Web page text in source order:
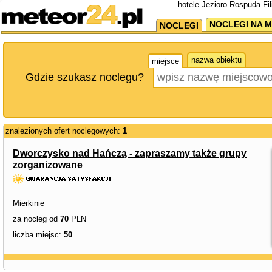
hotele Jezioro Rospuda
NOCLEGI NOCLEGI NA
miejsce nazwa obiektu
Gdzie szukasz noclegu?
znalezionych ofert noclegowych: 1
Dworczysko nad Hańczą - zapraszamy także grupy
zorganizowane
Mierkinie
za nocleg od 70 PLN
liczba miejsc: 50